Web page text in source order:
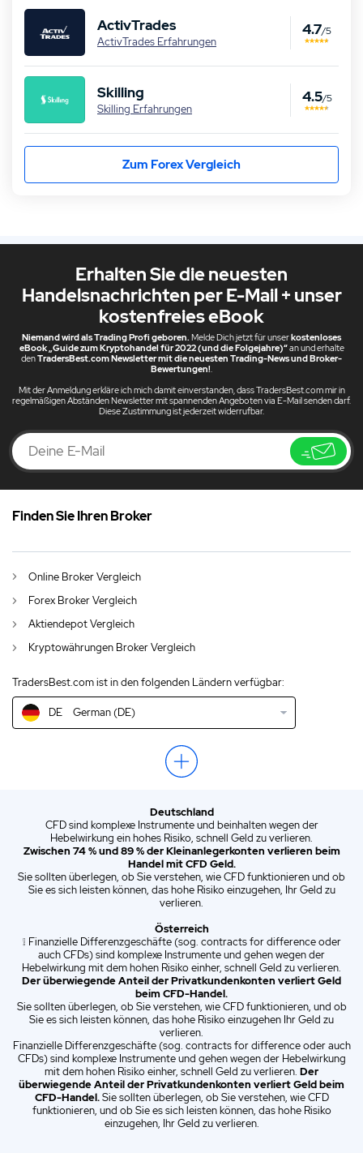
ActivTrades
ActivTrades Erfahrungen
4.7/5
Skilling
Skilling Erfahrungen
4.5/5
Zum Forex Vergleich
Erhalten Sie die neuesten
Handelsnachrichten per E-Mail + unser
kostenfreies eBook
Niemand wird als Trading Profi geboren. Melde Dich jetzt für unserkostenloses
eBook „Guide zum Kryptohandel für 2022 (und die Folgejahre)“an und erhalte
denTradersBest.com Newsletter mit die neuesten Trading-News und Broker-
Bewertungen!
Mit der Anmeldung erkläre ich mich damit einverstanden, dass TradersBest.com mir in
regelmäßigen Abständen Newsletter mit spannenden Angeboten via E-Mail senden darf.
Diese Zustimmung ist jederzeit widerrufbar.
Finden Sie Ihren Broker
Online Broker Vergleich
Forex Broker Vergleich
Aktiendepot Vergleich
Kryptowährungen Broker Vergleich
TradersBest.com ist in den folgenden Ländern verfügbar:
DE
AU English (AU)
English (CA)
GB English (UK)
IN English (IN)
NZ English (NZ)
US English (US)
IT Italian (IT)
DE German (DE)
Deutschland
CFD sind komplexe Instrumente und beinhalten wegen der
Hebelwirkung ein hohes Risiko, schnell Geld zu verlieren.
Zwischen 74 % und 89 % der Kleinanlegerkonten verlieren beim
Handel mit CFD Geld.
Sie sollten überlegen, ob Sie verstehen, wie CFD funktionieren und ob
Sie es sich leisten können, das hohe Risiko einzugehen, Ihr Geld zu
verlieren.
Österreich
❕ Finanzielle Differenzgeschäfte (sog. contracts for difference oder
auch CFDs) sind komplexe Instrumente und gehen wegen der
Hebelwirkung mit dem hohen Risiko einher, schnell Geld zu verlieren.
Der überwiegende Anteil der Privatkundenkonten verliert Geld
beim CFD-Handel.
Sie sollten überlegen, ob Sie verstehen, wie CFD funktionieren, und ob
Sie es sich leisten können, das hohe Risiko einzugehen Ihr Geld zu
verlieren.
Finanzielle Differenzgeschäfte (sog. contracts for difference oder auch
CFDs) sind komplexe Instrumente und gehen wegen der Hebelwirkung
mit dem hohen Risiko einher, schnell Geld zu verlieren. Der
überwiegende Anteil der Privatkundenkonten verliert Geld beim
CFD-Handel.Sie sollten überlegen, ob Sie verstehen, wie CFD
funktionieren, und ob Sie es sich leisten können, das hohe Risiko
einzugehen, Ihr Geld zu verlieren.